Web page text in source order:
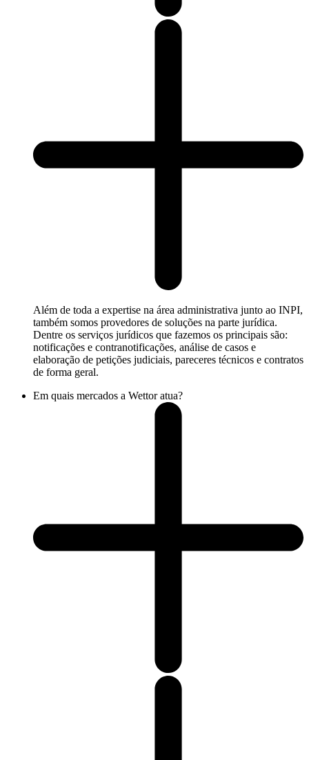
Além de toda a expertise na área administrativa junto ao INPI,
também somos provedores de soluções na parte jurídica.
Dentre os serviços jurídicos que fazemos os principais são:
notificações e contranotificações, análise de casos e
elaboração de petições judiciais, pareceres técnicos e contratos
de forma geral.
Em quais mercados a Wettor atua?